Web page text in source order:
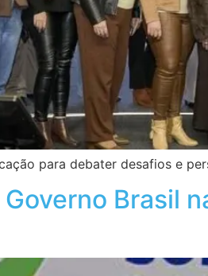
para debater desafios e
Brasil